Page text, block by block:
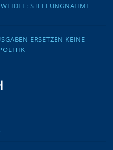
STELLUNGNAHME
ERSETZEN KEINE